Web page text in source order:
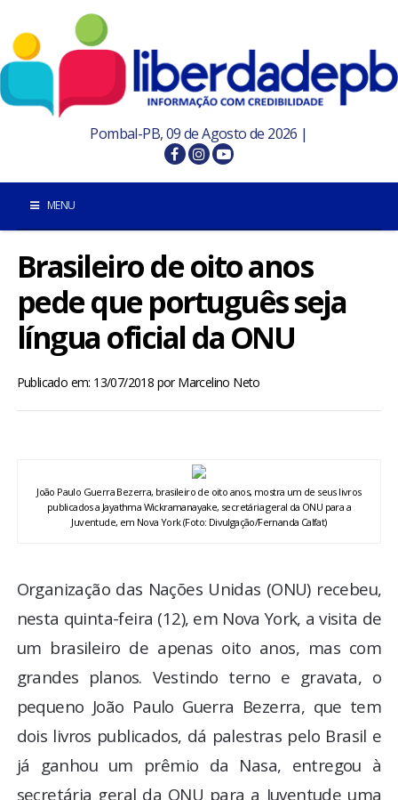
Pombal-PB, 09 de Agosto de 2026 |
MENU
INÍCIO
POMBAL E REGIÃO
PARAÍBA
BRASIL
ESPORTES
ENQUETE
FOTOS
COLUNISTAS
Brasileiro de oito anos
pede que português seja
língua oficial da ONU
Publicado em: 13/07/2018 porMarcelino Neto
João Paulo Guerra Bezerra, brasileiro de oito anos, mostra um de seus livros
publicados a Jayathma Wickramanayake, secretária geral da ONU para a
Juventude, em Nova York (Foto: Divulgação/Fernanda Calfat)
Organização das Nações Unidas (ONU) recebeu,
nesta quinta-feira (12), em Nova York, a visita de
um brasileiro de apenas oito anos, mas com
grandes planos. Vestindo terno e gravata, o
pequeno João Paulo Guerra Bezerra, que tem
dois livros publicados, dá palestras pelo Brasil e
já ganhou um prêmio da Nasa, entregou à
secretária geral da ONU para a Juventude uma